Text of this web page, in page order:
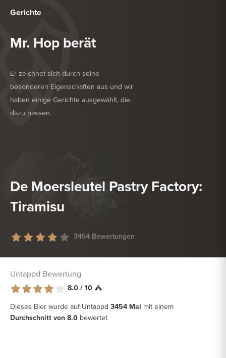
Gerichte
Mr. Hop berät
Er zeichnet sich durch seine
besonderen Eigenschaften aus und wir
haben einige Gerichte ausgewählt, die
dazu passen.
KÖSTLICH ZU
De Moersleutel Pastry Factory:
Tiramisu
3454 Bewertungen
Untappd Bewertung
8.0 / 10
Dieses Bier wurde auf Untappd 3454 Mal mit einem
Durchschnitt von 8.0 bewertet